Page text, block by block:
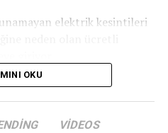
elektrik kesintileri
OKU
VIDEOS